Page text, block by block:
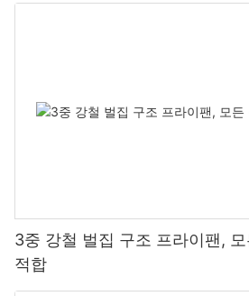
3중 강철 벌집 구조 프라이팬,
적합